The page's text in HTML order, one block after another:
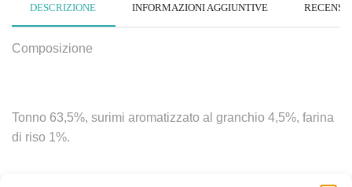
DESCRIZIONE INFORMAZIONI AGGIUNTIVE
Composizione
Tonno 63,5%, surimi aromatizzato al granchio 4,5%, farina
di riso 1%.